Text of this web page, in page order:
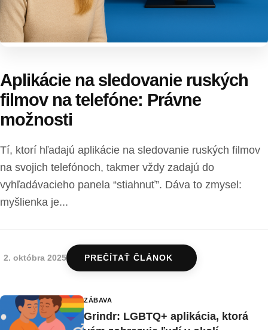
Aplikácie na sledovanie ruských
filmov na telefóne: Právne
možnosti
Tí, ktorí hľadajú aplikácie na sledovanie ruských filmov
na svojich telefónoch, takmer vždy zadajú do
vyhľadávacieho panela “stiahnuť”. Dáva to zmysel:
myšlienka je...
2. októbra 2025 PREČÍTAŤ ČLÁNOK
ZÁBAVA
Grindr: LGBTQ+ aplikácia, ktorá